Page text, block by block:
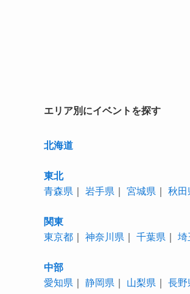
エリア別にイベントを探す
北海道
東北
青森県
岩手県 宮城県 秋田
関東
東京都
神奈川県 千葉県 埼
中部
愛知県
静岡県 山梨県 長野